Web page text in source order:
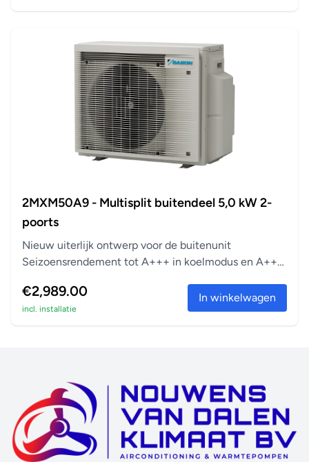
2MXM50A9 - Multisplit buitendeel 5,0 kW 2-
poorts
Nieuw uiterlijk ontwerp voor de buitenunit
Seizoensrendement tot A+++ in koelmodus en A++
€2,989.00
incl. installatie
In winkelwagen